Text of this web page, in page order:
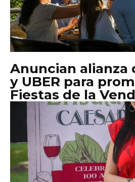
Anuncian alianza
y UBER para
Fiestas de la